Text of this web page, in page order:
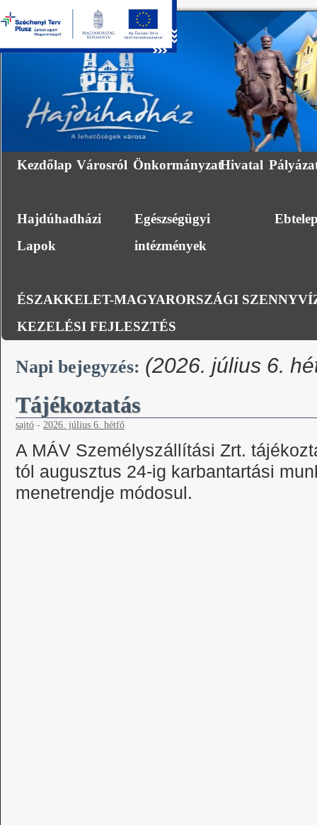
Kezdőlap Városról ÖnkormányzatHivatal
Hajdúhadházi
Lapok
Egészségügyi
intézmények
ÉSZAKKELET-MAGYARORSZÁGI
KEZELÉSI FEJLESZTÉS
Napi bejegyzés: (2026. július 6.
Tájékoztatás
sajtó - 2026. július 6. hétfő
A MÁV Személyszállítási Zrt.
tól augusztus 24-ig karbantartási
menetrendje módosul.